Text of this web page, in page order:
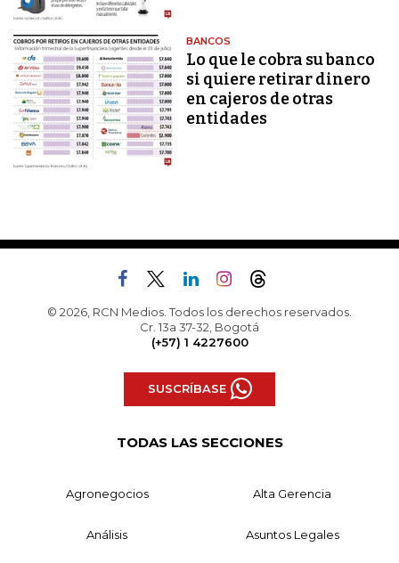
BANCOS
Lo que le cobra su banco
si quiere retirar dinero
en cajeros de otras
entidades
© 2026, RCN Medios. Todos los derechos reservados.
Cr. 13a 37-32, Bogotá
(+57) 1 4227600
SUSCRÍBASE
TODAS LAS SECCIONES
Agronegocios Alta Gerencia
Análisis Asuntos Legales